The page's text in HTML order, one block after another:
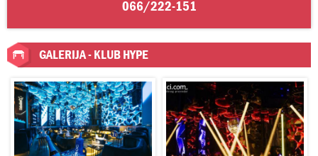
066/222-151
GALERIJA - KLUB HYPE